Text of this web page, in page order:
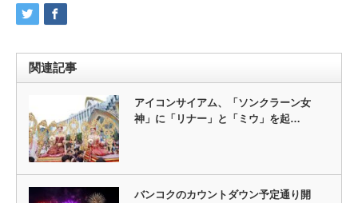
関連記事
アイコンサイアム、「ソンクラーン女
神」に「リナー」と「ミウ」を起…
バンコクのカウントダウン予定通り開